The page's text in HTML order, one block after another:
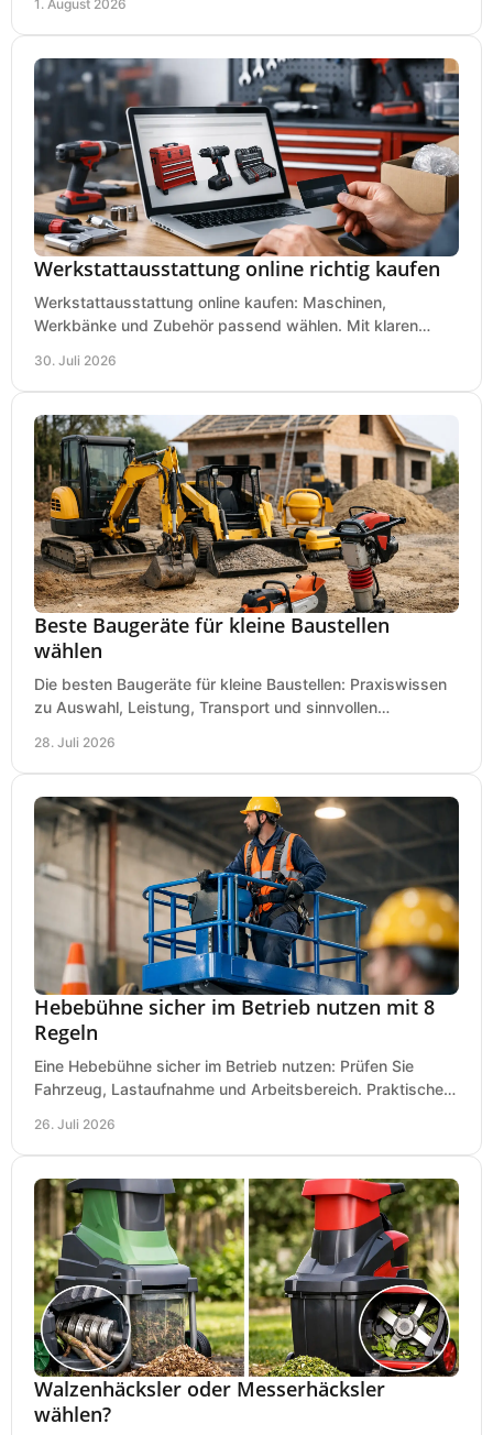
1. August 2026
Werkstattausstattung online richtig kaufen
Werkstattausstattung online kaufen: Maschinen,
Werkbänke und Zubehör passend wählen. Mit klaren
30. Juli 2026
Beste Baugeräte für kleine Baustellen
wählen
Die besten Baugeräte für kleine Baustellen: Praxiswissen
zu Auswahl, Leistung, Transport und sinnvollen
28. Juli 2026
Hebebühne sicher im Betrieb nutzen mit 8
Regeln
Eine Hebebühne sicher im Betrieb nutzen: Prüfen Sie
Fahrzeug, Lastaufnahme und Arbeitsbereich. Praktische
26. Juli 2026
Walzenhäcksler oder Messerhäcksler
wählen?